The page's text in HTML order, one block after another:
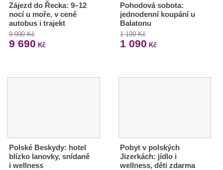
Zájezd do Řecka: 9–12
nocí u moře, v ceně
autobus i trajekt
9 990 Kč
9 690 Kč
Pohodová sobota:
jednodenní koupání u
Balatonu
1 190 Kč
1 090 Kč
Polské Beskydy: hotel
blízko lanovky, snídaně
i wellness
Pobyt v polských
Jizerkách: jídlo i
wellness, děti zdarma